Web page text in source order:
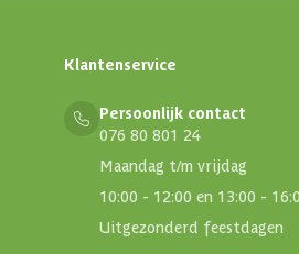
Klantenservice
Persoonlijk contact
076 80 801 24
Maandag t/m vrijdag
10:00 - 12:00 en 13:00 -
Uitgezonderd feestdagen